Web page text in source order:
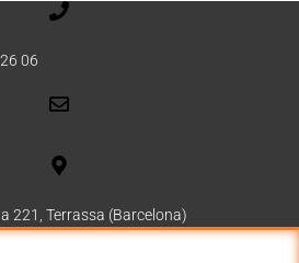
06
221, Terrassa (Barcelona)